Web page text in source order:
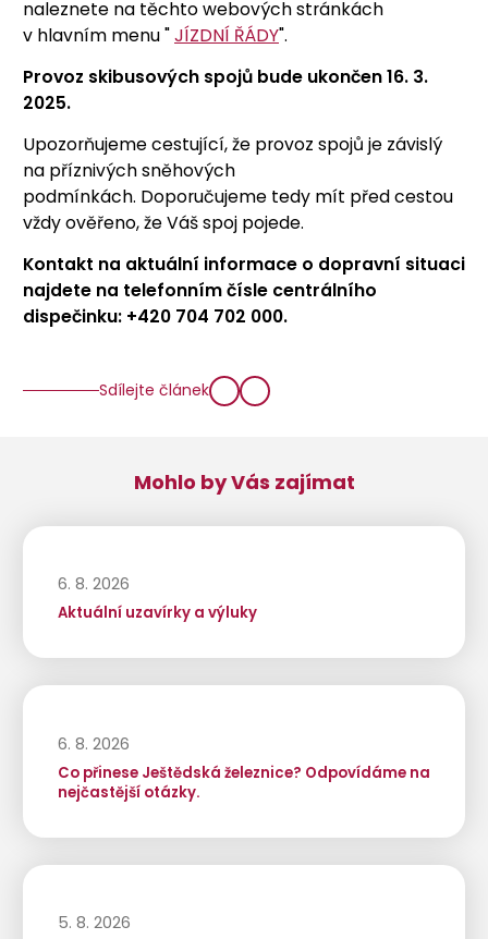
naleznete na těchto webových stránkách
v hlavním menu "JÍZDNÍ ŘÁDY".
Provoz skibusových spojů bude ukončen 16. 3.
2025.
Upozorňujeme cestující, že provoz spojů je závislý
na příznivých sněhových
podmínkách. Doporučujeme tedy mít před cestou
vždy ověřeno, že Váš spoj pojede.
Kontakt na aktuální informace o dopravní situaci
najdete na telefonním čísle centrálního
dispečinku: +420 704 702 000.
Sdílejte článek
Mohlo by Vás zajímat
6. 8. 2026
Aktuální uzavírky a výluky
6. 8. 2026
Co přinese Ještědská železnice? Odpovídáme na
nejčastější otázky.
5. 8. 2026